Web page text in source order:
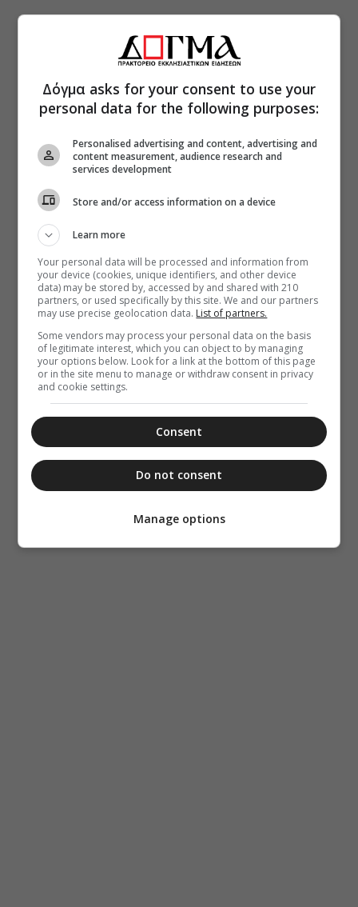
Δόγμα asks for your consent to use your
personal data for the following purposes:
Personalised advertising and content, advertising and
content measurement, audience research and
services development
Store and/or access information on a device
Learn more
Your personal data will be processed and information from
your device (cookies, unique identifiers, and other device
data) may be stored by, accessed by and shared with 210
partners, or used specifically by this site. We and our partners
may use precise geolocation data. List of partners.
Some vendors may process your personal data on the basis
of legitimate interest, which you can object to by managing
your options below. Look for a link at the bottom of this page
or in the site menu to manage or withdraw consent in privacy
and cookie settings.
Consent
Do not consent
Manage options